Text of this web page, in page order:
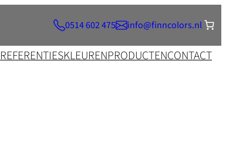
0514 602 475 info@finncolors.nl
REFERENTIESKLEURENPRODUCTENCONTACT